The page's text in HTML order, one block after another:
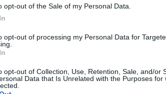
opt-out of the Sale of my Personal Data.
opt-out of processing my Personal Data for
opt-out of Collection, Use, Retention, Sale, and/or
Data that Is Unrelated with the Purposes for
tűzgyújtási szabályok